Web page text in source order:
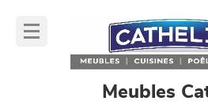
Meubles